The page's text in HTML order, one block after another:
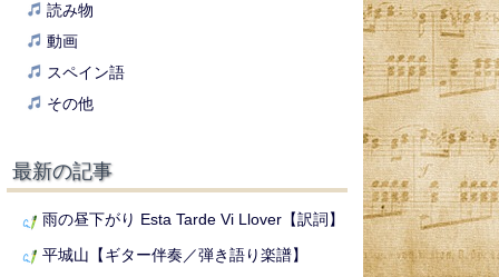
読み物
動画
スペイン語
その他
最新の記事
雨の昼下がり Esta Tarde Vi Llover【訳詞】
平城山【ギター伴奏／弾き語り楽譜】